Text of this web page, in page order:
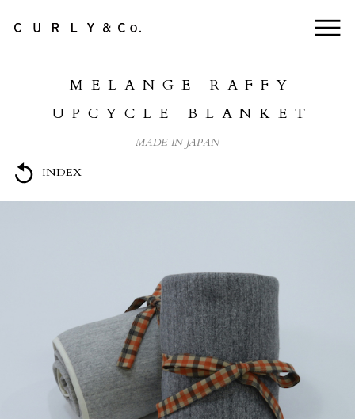
CONTACT
ONLINE STORE
MELANGE RAFFY
UPCYCLE BLANKET
MADE IN JAPAN
INDEX